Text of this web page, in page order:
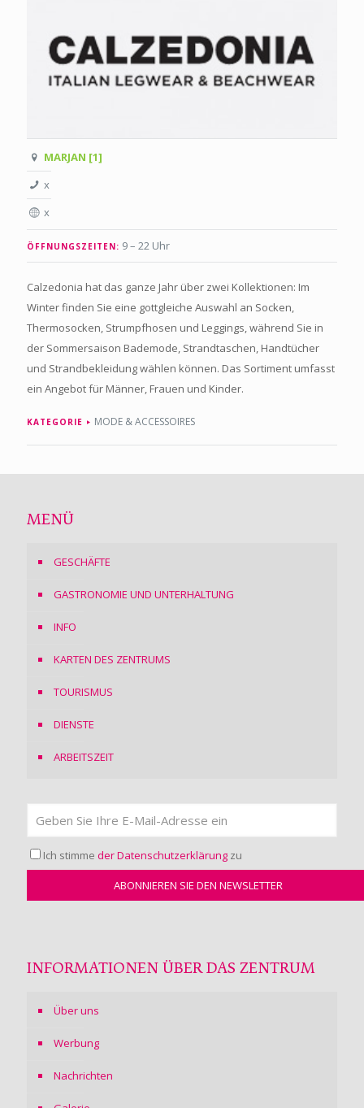
MARJAN [1]
x
x
ÖFFNUNGSZEITEN: 9 – 22 Uhr
Calzedonia hat das ganze Jahr über zwei Kollektionen: Im
Winter finden Sie eine gottgleiche Auswahl an Socken,
Thermosocken, Strumpfhosen und Leggings, während Sie in
der Sommersaison Bademode, Strandtaschen, Handtücher
und Strandbekleidung wählen können. Das Sortiment umfasst
ein Angebot für Männer, Frauen und Kinder.
KATEGORIE MODE & ACCESSOIRES
MENÜ
GESCHÄFTE
GASTRONOMIE UND UNTERHALTUNG
INFO
KARTEN DES ZENTRUMS
TOURISMUS
DIENSTE
ARBEITSZEIT
Ich stimme der Datenschutzerklärung zu
INFORMATIONEN ÜBER DAS ZENTRUM
Über uns
Werbung
Nachrichten